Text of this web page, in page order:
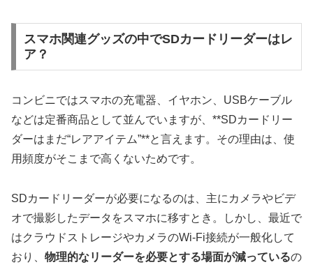
スマホ関連グッズの中でSDカードリーダーはレ
ア？
コンビニではスマホの充電器、イヤホン、USBケーブル
などは定番商品として並んでいますが、**SDカードリー
ダーはまだ“レアアイテム”**と言えます。その理由は、使
用頻度がそこまで高くないためです。
SDカードリーダーが必要になるのは、主にカメラやビデ
オで撮影したデータをスマホに移すとき。しかし、最近で
はクラウドストレージやカメラのWi-Fi接続が一般化して
おり、 物理的なリーダーを必要とする場面が減っているの